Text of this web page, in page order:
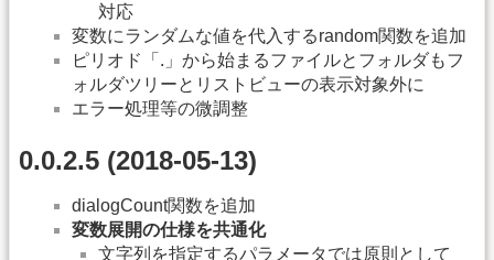
対応
変数にランダムな値を代入するrandom関数を追加
ピリオド「.」から始まるファイルとフォルダもフ
ォルダツリーとリストビューの表示対象外に
エラー処理等の微調整
0.0.2.5 (2018-05-13)
dialogCount関数を追加
変数展開の仕様を共通化
文字列を指定するパラメータでは原則として